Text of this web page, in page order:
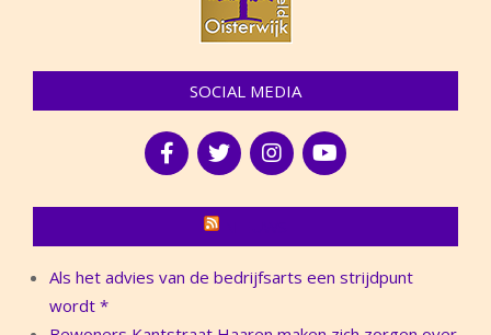
SOCIAL MEDIA
Als het advies van de bedrijfsarts een strijdpunt
wordt *